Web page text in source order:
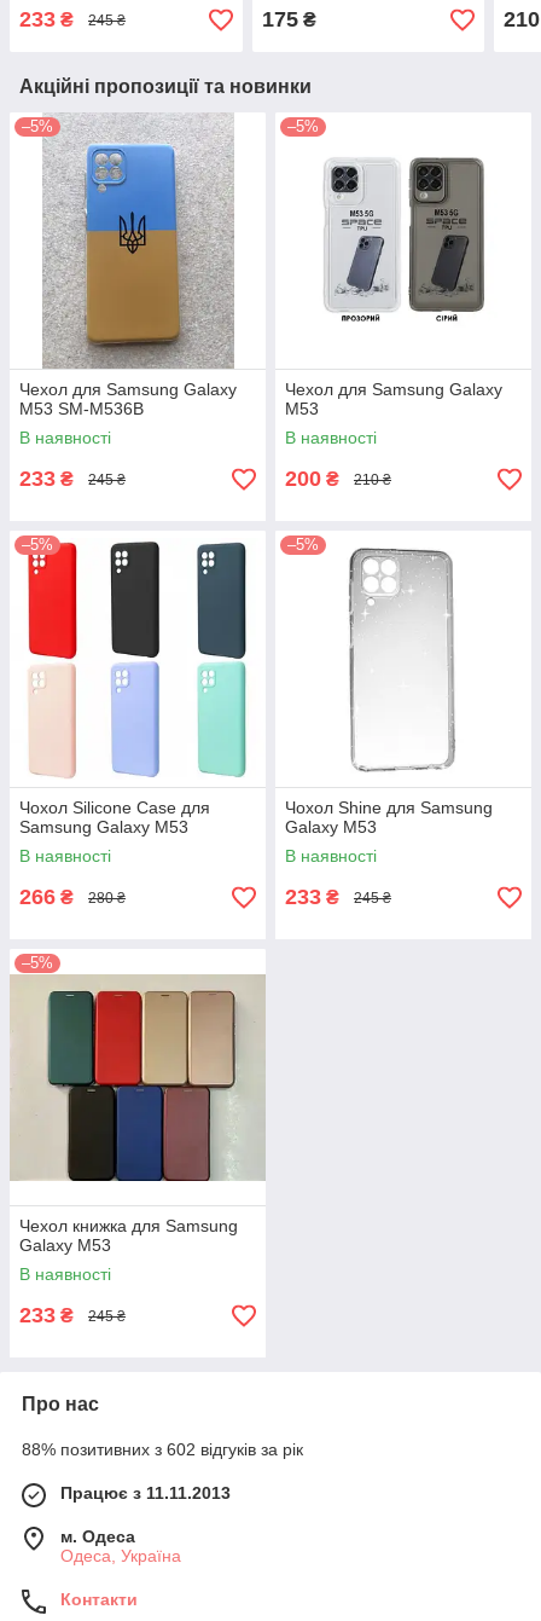
233 ₴ 245 ₴ 175₴ 210
Акційні пропозиції та новинки
–5%
Чехол для Samsung Galaxy
M53 SM-M536B
В наявності
233 ₴ 245 ₴
–5%
Чехол для Samsung Galaxy
M53
В наявності
200 ₴ 210 ₴
–5%
Чохол Silicone Case для
Samsung Galaxy M53
В наявності
266 ₴ 280 ₴
–5%
Чохол Shine для Samsung
Galaxy M53
В наявності
233 ₴ 245 ₴
–5%
Чехол книжка для Samsung
Galaxy M53
В наявності
233 ₴ 245 ₴
Про нас
88% позитивних з 602 відгуків за рік
Працює з 11.11.2013
м. Одеса
Одеса, Україна
Контакти